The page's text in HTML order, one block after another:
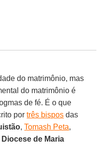
do matrimônio, mas
do matrimônio é
de fé. É o que
portrês bispos das
,Tomash Peta,
Diocese de Maria